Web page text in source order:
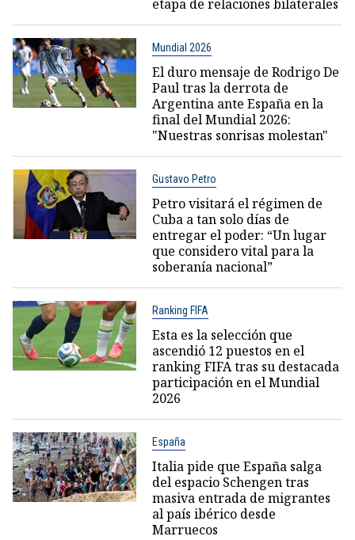
etapa de relaciones bilaterales
Mundial 2026
El duro mensaje de Rodrigo De
Paul tras la derrota de
Argentina ante España en la
final del Mundial 2026:
"Nuestras sonrisas molestan"
Gustavo Petro
Petro visitará el régimen de
Cuba a tan solo días de
entregar el poder: “Un lugar
que considero vital para la
soberanía nacional”
Ranking FIFA
Esta es la selección que
ascendió 12 puestos en el
ranking FIFA tras su destacada
participación en el Mundial
2026
España
Italia pide que España salga
del espacio Schengen tras
masiva entrada de migrantes
al país ibérico desde
Marruecos